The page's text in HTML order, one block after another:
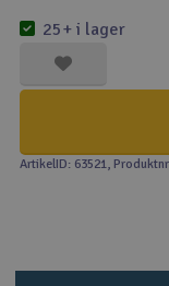
Motor &
25+ i lager
ArtikelID: 63521,